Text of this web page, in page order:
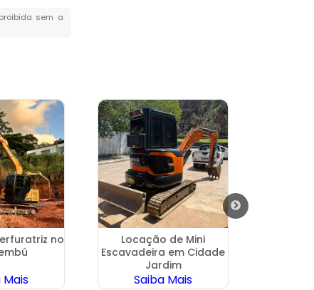
sem a
no
Mais
Locação de Mini
Escavadeira em Cidade
Jardim
Saiba Mais